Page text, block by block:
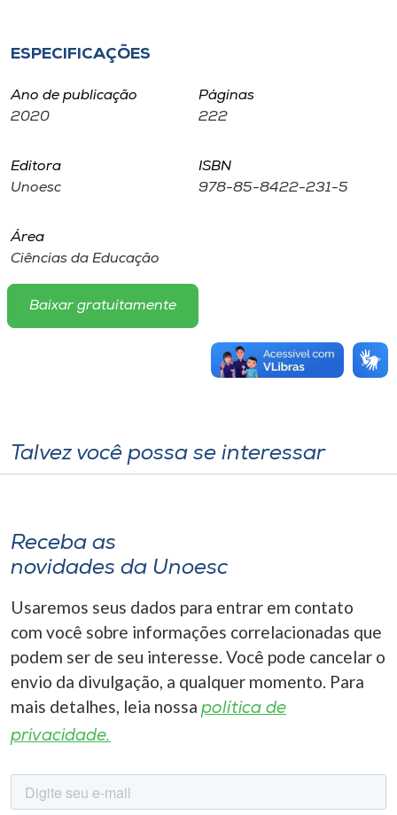
A-
ESPECIFICAÇÕES
Ano de publicação
2020
Páginas
222
Editora
Unoesc
ISBN
978-85-8422-231-5
Área
Ciências da Educação
Baixar gratuitamente
Talvez você possa se interessar
Receba as
novidades da Unoesc
Usaremos seus dados para entrar em contato
com você sobre informações correlacionadas que
podem ser de seu interesse. Você pode cancelar o
envio da divulgação, a qualquer momento. Para
mais detalhes, leia nossa política de
privacidade.